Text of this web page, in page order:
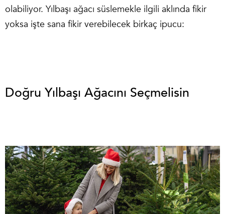
olabiliyor. Yılbaşı ağacı süslemekle ilgili aklında fikir
yoksa işte sana fikir verebilecek birkaç ipucu:
Doğru Yılbaşı Ağacını Seçmelisin